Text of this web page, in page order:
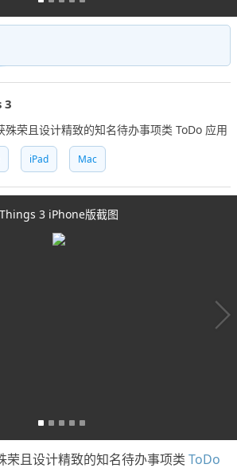
3
殊荣且设计精致的知名待办事项类 ToDo 应用
iPad Mac
Things 3 iPhone版截图
且设计精致的知名待办事项类 ToDo